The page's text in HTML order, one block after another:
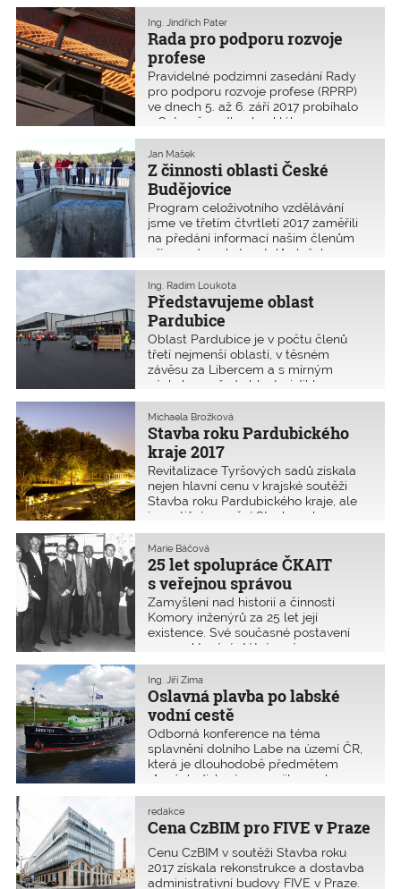
Rada pro podporu rozvoje
profese
Ing. Jindřich Pater
Pravidelné podzimní zasedání Rady
pro podporu rozvoje profese (RPRP)
ve dnech 5. až 6. září 2017 probíhalo
v Ostravě podle obvyklého programu,
avšak v neobvyklém prostředí regionu
Třinec. V areálu Třineckých železáren
a.s. přivítal celou takřka třicetičlennou
skupinu RP
Z činnosti oblasti České
Budějovice
Jan Mašek
Program celoživotního vzdělávání
jsme ve třetím čtvrtletí 2017 zaměřili
na předání informací našim členům
přímo od poskytovatelů služeb
a výrobců stavebních hmot. Cílem
bylo ukázat časté vady staveb
a chyby při projektování. Seminář, jenž
proběhl 11. září 2
Představujeme oblast
Pardubice
Ing. Radim Loukota
Oblast Pardubice je v počtu členů
třetí nejmenší oblastí, v těsném
závěsu za Libercem a s mírným
náskokem před oblastmi Jihlava
a Karlovy Vary. Již několikátým rokem
se počet členů naší oblasti pohybuje
těsně nad hranicí jednoho tisíce
a pomalu klesá, přestože b
Stavba roku Pardubického
kraje 2017
Michaela Brožková
Revitalizace Tyršových sadů získala
nejen hlavní cenu v krajské soutěži
Stavba roku Pardubického kraje, ale
i prestižní ocenění Stavba roku
v celorepublikové soutěži.
25 let spolupráce ČKAIT
s veřejnou správou
Marie Báčová
Zamyšlení nad historií a činností
Komory inženýrů za 25 let její
existence. Své současné postavení
a respektování státní správou
i samosprávou si musela postupně
vydobýt. Dne 7. května 1992 přijala
Česká národní rada autorizační zákon
č. 360/1992 Sb., o výkonu p
Oslavná plavba po labské
vodní cestě
Ing. Jiří Zima
Odborná konference na téma
splavnění dolního Labe na území ČR,
která je dlouhodobě předmětem
různých diskusí, se spojila s oslavou
25. výročí existence ČKAIT. Při plavbě
měli účastníci možnost vidět stávající
technické prvky na řece i vlastní krásu
Cena CzBIM pro FIVE v Praze
redakce
Cenu CzBIM v soutěži Stavba roku
2017 získala rekonstrukce a dostavba
administrativní budovy FIVE v Praze.